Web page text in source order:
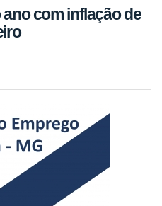
com inflação de